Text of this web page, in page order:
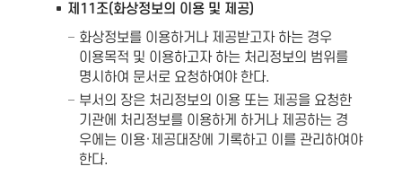
제11조(화상정보의 이용 및 제공)
화상정보를 이용하거나 제공받고자 하는 경우
이용목적 및 이용하고자 하는 처리정보의 범위를
명시하여 문서로 요청하여야 한다.
부서의 장은 처리정보의 이용 또는 제공을 요청한
기관에 처리정보를 이용하게 하거나 제공하는 경
우에는 이용·제공대장에 기록하고 이를 관리하여야
한다.